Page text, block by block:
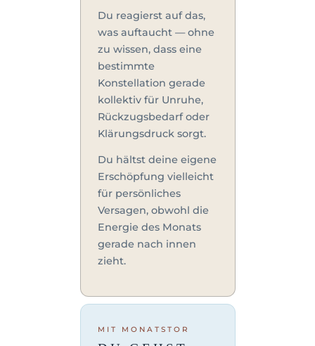
Du reagierst auf das,
was auftaucht — ohne
zu wissen, dass eine
bestimmte
Konstellation gerade
kollektiv für Unruhe,
Rückzugsbedarf oder
Klärungsdruck sorgt.
Du hältst deine eigene
Erschöpfung vielleicht
für persönliches
Versagen, obwohl die
Energie des Monats
gerade nach innen
zieht.
MIT MONATSTOR